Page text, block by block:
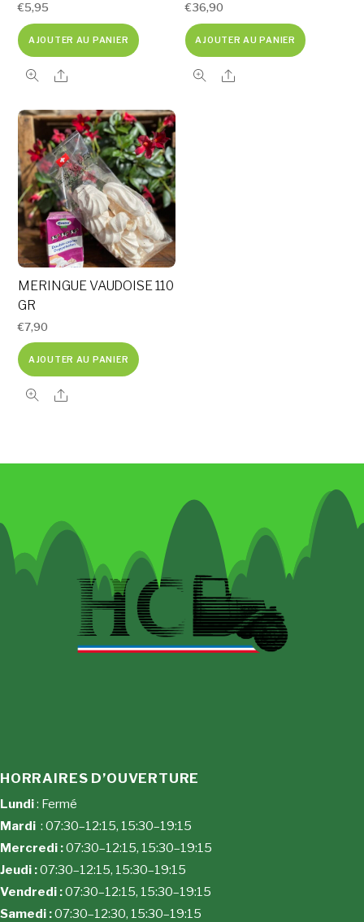
€5,95
AJOUTER AU PANIER
€36,90
AJOUTER AU PANIER
MERINGUE VAUDOISE 110
GR
€7,90
AJOUTER AU PANIER
HORRAIRES D’OUVERTURE
Lundi: Fermé
Mardi : 07:30–12:15, 15:30–19:15
Mercredi :07:30–12:15, 15:30–19:15
Jeudi :07:30–12:15, 15:30–19:15
Vendredi :07:30–12:15, 15:30–19:15
Samedi :07:30–12:30, 15:30–19:15